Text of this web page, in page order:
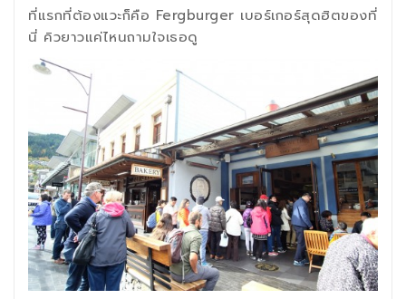
ที่แรกที่ต้องแวะก็คือ Fergburger เบอร์เกอร์สุดฮิตของที่
นี่ คิวยาวแค่ไหนถามใจเธอดู